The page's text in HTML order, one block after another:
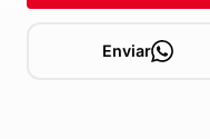
Enviar